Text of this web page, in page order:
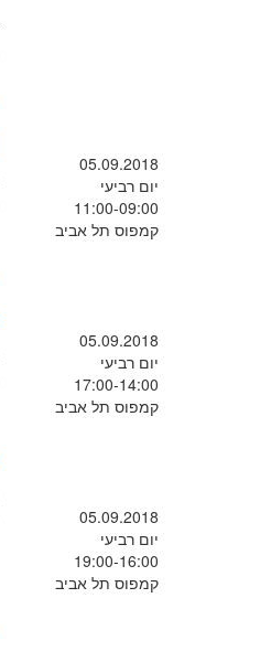
05.09.2018
יום רביעי
11:00-09:00
קמפוס תל אביב
05.09.2018
יום רביעי
17:00-14:00
קמפוס תל אביב
05.09.2018
יום רביעי
19:00-16:00
קמפוס תל אביב